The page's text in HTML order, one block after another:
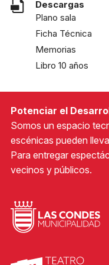
Descargas
Plano sala
Ficha Técnica
Memorias
Libro 10 años
Potenciar el
Somos un espacio
escénicas pueden
Para entregar
vecinos y públicos.